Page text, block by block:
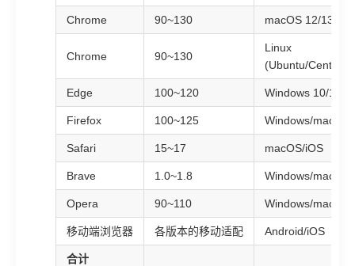
Chrome 90~130 macOS 12/13/14
Chrome 90~130
Linux
(Ubuntu/CentOS)
Edge 100~120 Windows 10/11
Firefox 100~125 Windows/
Safari 15~17 macOS/iOS
Brave 1.0~1.8 Windows/macOS
Opera 90~110 Windows/macOS
移动端浏览器 各版本的移动适配 Android/iOS
合计